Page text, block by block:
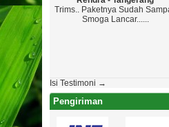
Trims.. Paketnya Sudah Sampai.
Smoga Lancar......
Isi Testimoni →
Pengiriman